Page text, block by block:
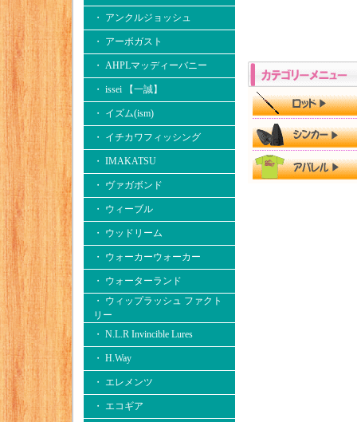
・ アンクルジョッシュ
・ アーボガスト
・ AHPLマッディーバニー
・ issei 【一誠】
・ イズム(ism)
・ イチカワフィッシング
・ IMAKATSU
・ ヴァガボンド
・ ウィーブル
・ ウッドリーム
・ ウォーカーウォーカー
・ ウォーターランド
・ ウィップラッシュ ファクト
リー
・ N.L.R Invincible Lures
・ H.Way
・ エレメンツ
・ エコギア